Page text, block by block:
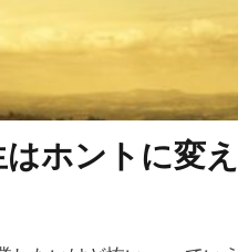
ホントに変え